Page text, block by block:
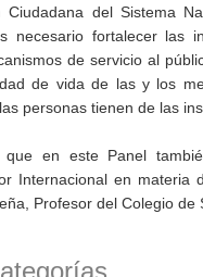
Ciudadana del Sistema
necesario fortalecer las
de servicio al
de vida de las y los
personas tienen de las
que en este Panel
Internacional en materia
Profesor del Colegio de